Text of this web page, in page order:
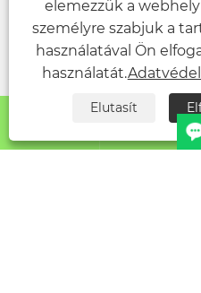
elemezzük a
személyre szabjuk a
használatával Ön
használatát.
Elutasít